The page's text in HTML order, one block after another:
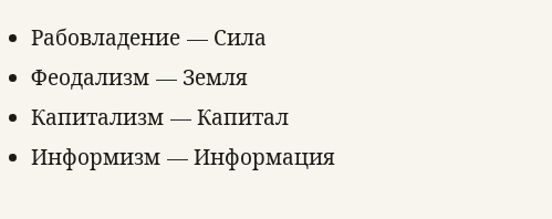
Рабовладение — Сила
Феодализм — Земля
Капитализм — Капитал
Информизм — Информация